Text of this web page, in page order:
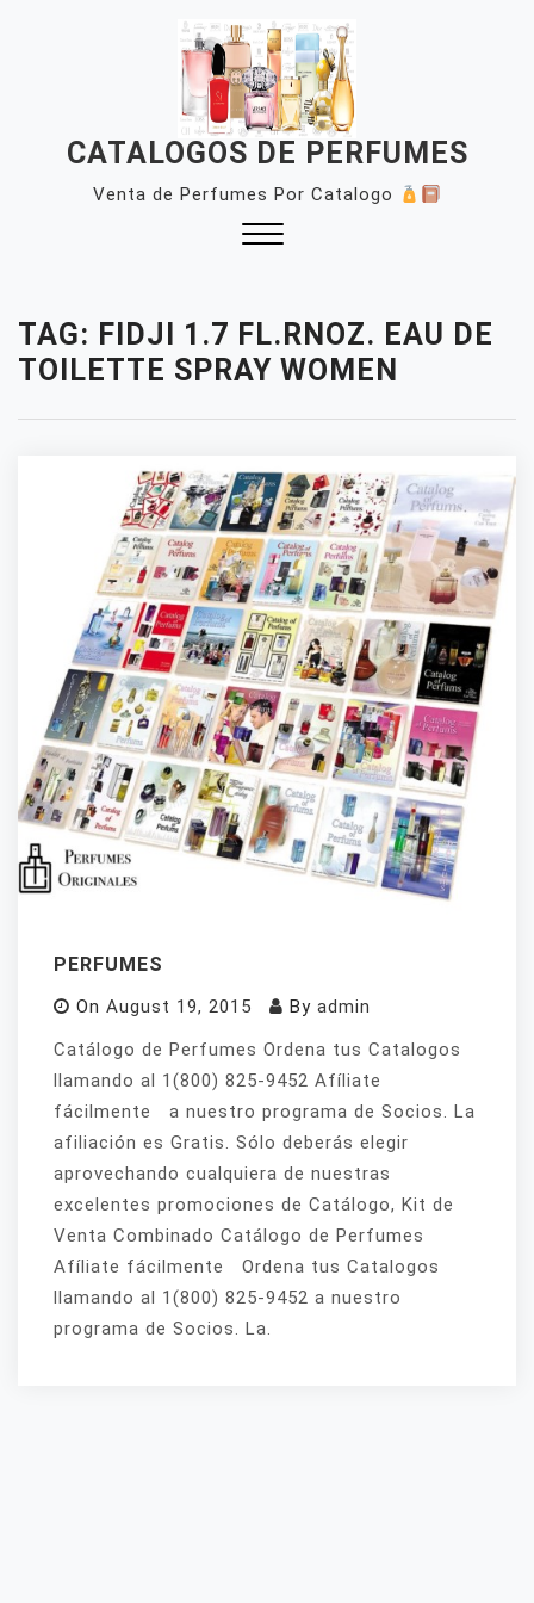
CATALOGOS DE PERFUMES
Venta de Perfumes Por Catalogo
TAG: FIDJI 1.7 FL.RNOZ. EAU DE
TOILETTE SPRAY WOMEN
PERFUMES
On August 19, 2015 By admin
Catálogo de Perfumes Ordena tus Catalogos
llamando al 1(800) 825-9452 Afíliate
fácilmente a nuestro programa de Socios. La
afiliación es Gratis. Sólo deberás elegir
aprovechando cualquiera de nuestras
excelentes promociones de Catálogo, Kit de
Venta Combinado Catálogo de Perfumes
Afíliate fácilmente Ordena tus Catalogos
llamando al 1(800) 825-9452 a nuestro
programa de Socios. La.